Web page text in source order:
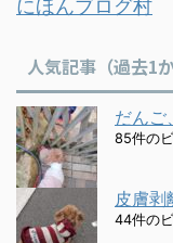
にほんブログ村
人気記事（過去1か
だんご
85件の
皮膚剥
44件の